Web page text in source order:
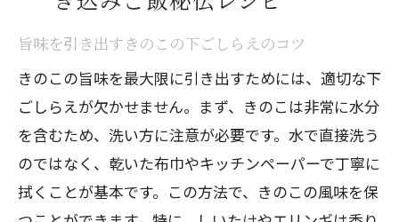
旨味を引き出すきのこの下ごしらえのコツ
きのこの旨味を最大限に引き出すためには、適切な下
ごしらえが欠かせません。まず、きのこは非常に水分
を含むため、洗い方に注意が必要です。水で直接洗う
のではなく、乾いた布巾やキッチンペーパーで丁寧に
拭くことが基本です。この方法で、きのこの風味を保